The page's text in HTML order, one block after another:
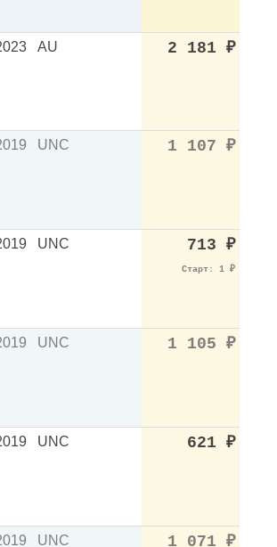
AU 2 181 ₽
UNC 1 107 ₽
UNC 713 ₽
Старт: 1 ₽
UNC 1 105 ₽
UNC 621 ₽
UNC 1 071 ₽